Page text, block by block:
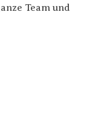
Team und